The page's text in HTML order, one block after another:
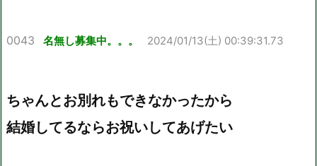
0043 名無し募集中。。。 2024/01/13(土) 00:39:31.73
ちゃんとお別れもできなかったから
結婚してるならお祝いしてあげたい